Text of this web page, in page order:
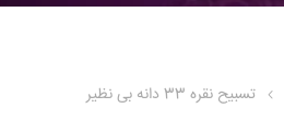
تسبیح نقره 33 دانه بی نظیر